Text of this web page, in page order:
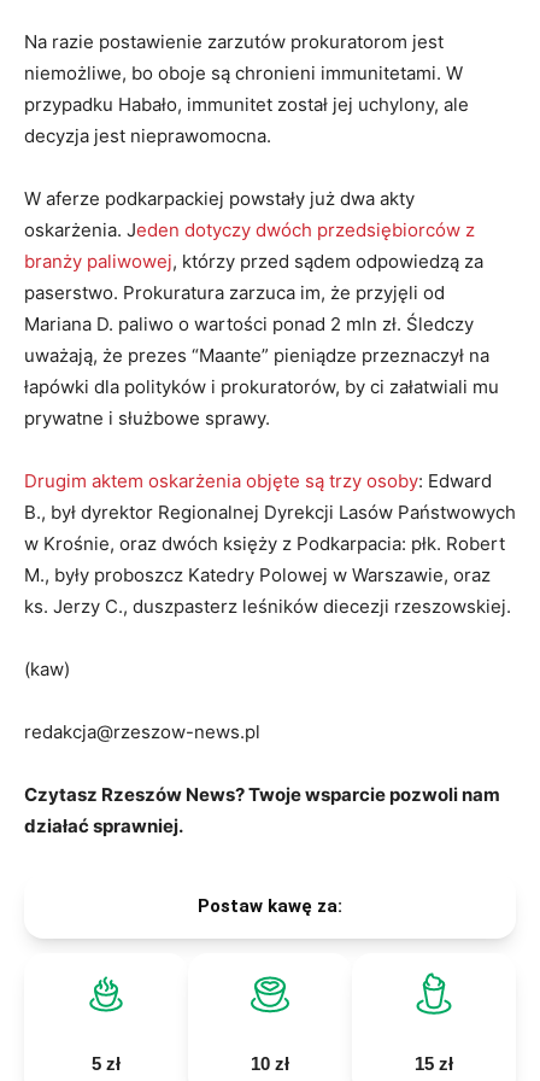
Na razie postawienie zarzutów prokuratorom jest
niemożliwe, bo oboje są chronieni immunitetami. W
przypadku Habało, immunitet został jej uchylony, ale
decyzja jest nieprawomocna.
W aferze podkarpackiej powstały już dwa akty
oskarżenia. Jeden dotyczy dwóch przedsiębiorców z
branży paliwowej, którzy przed sądem odpowiedzą za
paserstwo. Prokuratura zarzuca im, że przyjęli od
Mariana D. paliwo o wartości ponad 2 mln zł. Śledczy
uważają, że prezes “Maante” pieniądze przeznaczył na
łapówki dla polityków i prokuratorów, by ci załatwiali mu
prywatne i służbowe sprawy.
Drugim aktem oskarżenia objęte są trzy osoby: Edward
B., był dyrektor Regionalnej Dyrekcji Lasów Państwowych
w Krośnie, oraz dwóch księży z Podkarpacia: płk. Robert
M., były proboszcz Katedry Polowej w Warszawie, oraz
ks. Jerzy C., duszpasterz leśników diecezji rzeszowskiej.
(kaw)
redakcja@rzeszow-news.pl
Czytasz Rzeszów News? Twoje wsparcie pozwoli nam
działać sprawniej.
Postaw kawę za:
5 zł 10 zł 15 zł